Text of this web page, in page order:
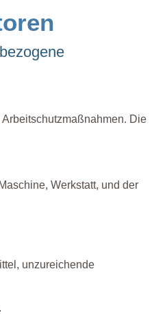
Die
Werkstatt, und der
unzureichende